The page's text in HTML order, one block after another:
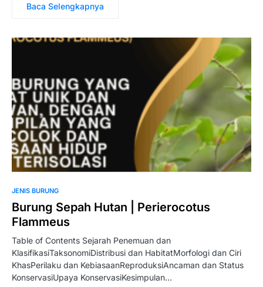
Baca Selengkapnya
JENIS BURUNG
Burung Sepah Hutan | Perierocotus
Flammeus
Table of Contents Sejarah Penemuan dan
KlasifikasiTaksonomiDistribusi dan HabitatMorfologi dan Ciri
KhasPerilaku dan KebiasaanReproduksiAncaman dan Status
KonservasiUpaya KonservasiKesimpulan…